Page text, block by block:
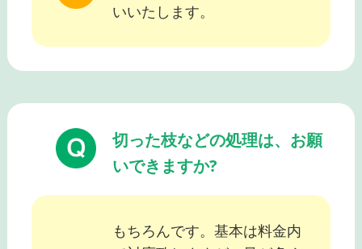
いいたします。
切った枝などの処理は、お願
いできますか?
もちろんです。基本は料金内